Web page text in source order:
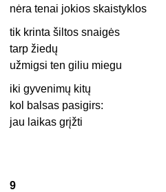
nėra tenai jokios skaistyklos
tik krinta šiltos snaigės
tarp žiedų
užmigsi ten giliu miegu
iki gyvenimų kitų
kol balsas pasigirs:
jau laikas grįžti
9